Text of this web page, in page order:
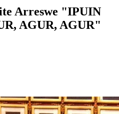
Arreswe "IPUIN
AGUR, AGUR"